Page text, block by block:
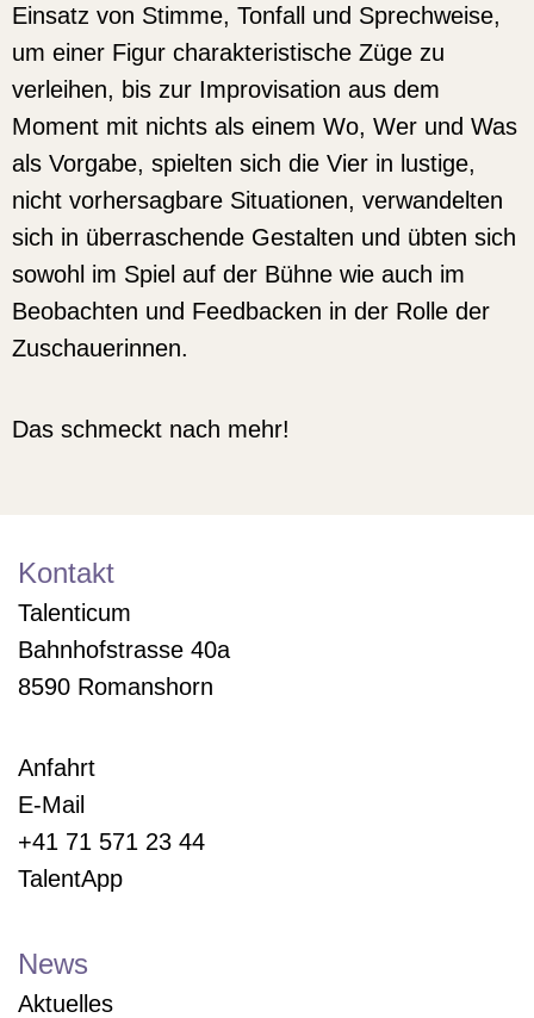
Einsatz von Stimme, Tonfall und Sprechweise,
um einer Figur charakteristische Züge zu
verleihen, bis zur Improvisation aus dem
Moment mit nichts als einem Wo, Wer und Was
als Vorgabe, spielten sich die Vier in lustige,
nicht vorhersagbare Situationen, verwandelten
sich in überraschende Gestalten und übten sich
sowohl im Spiel auf der Bühne wie auch im
Beobachten und Feedbacken in der Rolle der
Zuschauerinnen.
Das schmeckt nach mehr!
Kontakt
Talenticum
Bahnhofstrasse 40a
8590 Romanshorn
Anfahrt
E-Mail
+41 71 571 23 44
TalentApp
News
Aktuelles